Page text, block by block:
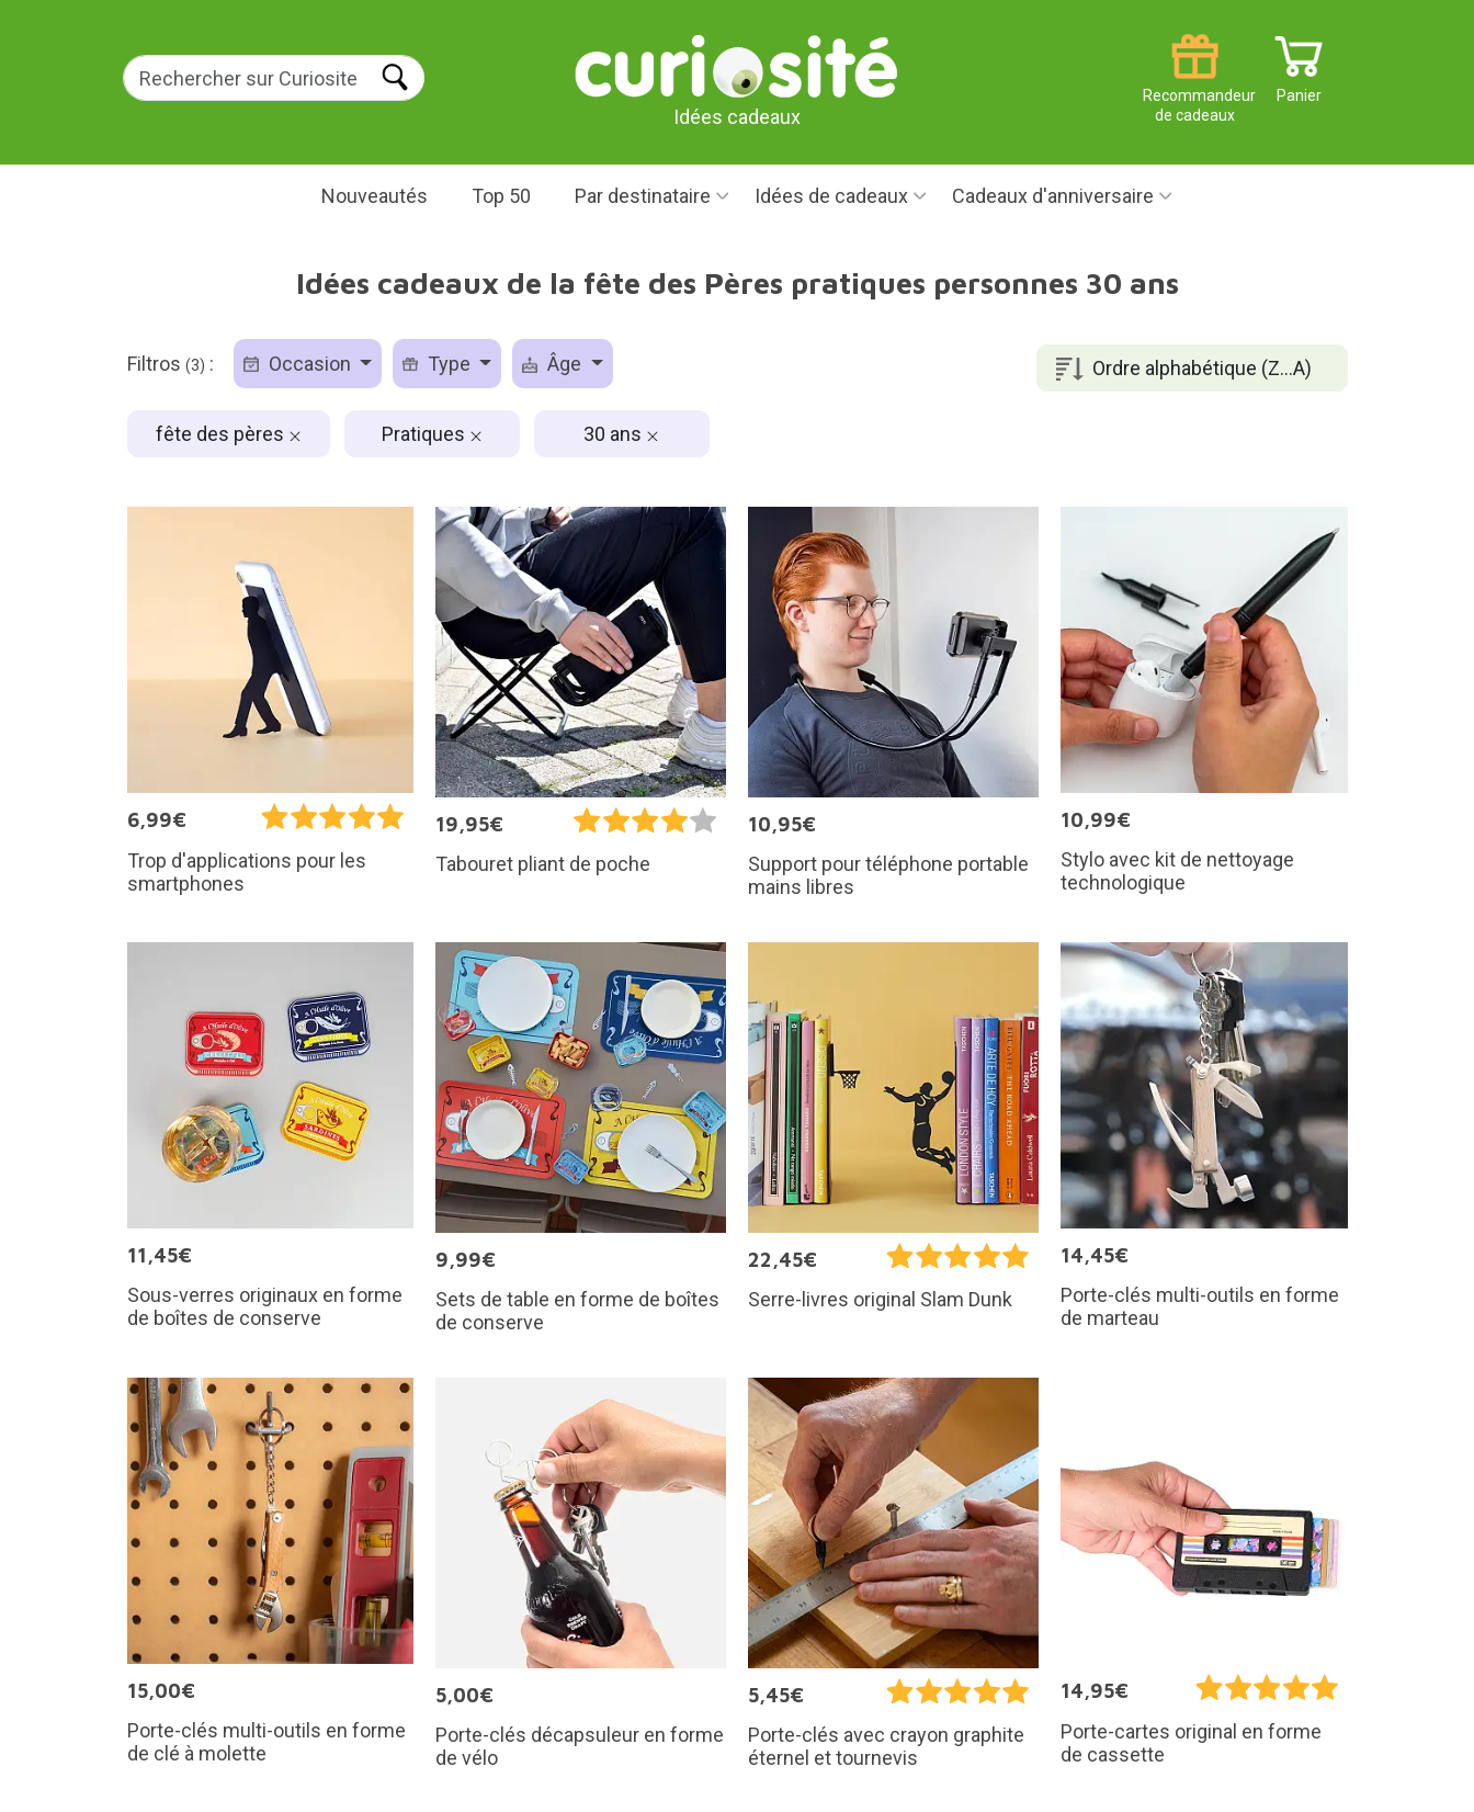
Idées cadeaux
Panier
Recommandeur
de cadeaux
Nouveautés Top 50 Par destinataire Idées de cadeaux Cadeaux d'anniversaire
Idées cadeaux de la fête des Pères pratiques personnes 30 ans
Ordre alphabétique (Z...A)
Filtros (3) : Occasion Type Âge
fête des pères Pratiques 30 ans
6,99€
Trop d'applications pour les
smartphones
19,95€
Tabouret pliant de poche
10,95€
Support pour téléphone portable
mains libres
10,99€
Stylo avec kit de nettoyage
technologique
11,45€
Sous-verres originaux en forme
de boîtes de conserve
9,99€
Sets de table en forme de boîtes
de conserve
22,45€
Serre-livres original Slam Dunk
14,45€
Porte-clés multi-outils en forme
de marteau
15,00€
Porte-clés multi-outils en forme
de clé à molette
5,00€
Porte-clés décapsuleur en forme
de vélo
5,45€
Porte-clés avec crayon graphite
éternel et tournevis
14,95€
Porte-cartes original en forme
de cassette